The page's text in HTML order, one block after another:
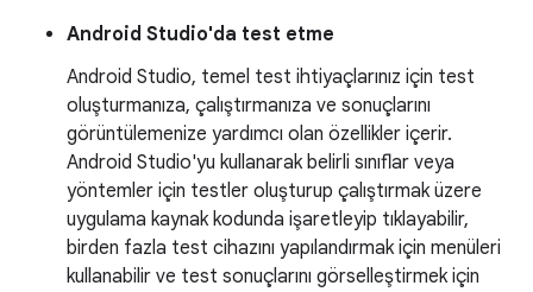
Android Studio'da test etme
Android Studio, temel test ihtiyaçlarınız için test
oluşturmanıza, çalıştırmanıza ve sonuçlarını
görüntülemenize yardımcı olan özellikler içerir.
Android Studio'yu kullanarak belirli sınıflar veya
yöntemler için testler oluşturup çalıştırmak üzere
uygulama kaynak kodunda işaretleyip tıklayabilir,
birden fazla test cihazını yapılandırmak için menüleri
kullanabilir ve test sonuçlarını görselleştirmek için